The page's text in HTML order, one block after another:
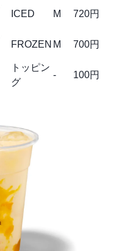
ICED M 720円
FROZEN M 700円
トッピン
グ
- 100円